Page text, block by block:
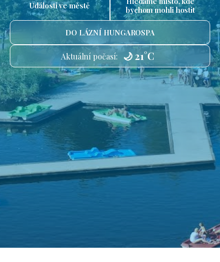
Události ve městě
bychom mohli hostit
DO LÁZNÍ HUNGAROSPA
Aktuální počasí: 🌙 21°C